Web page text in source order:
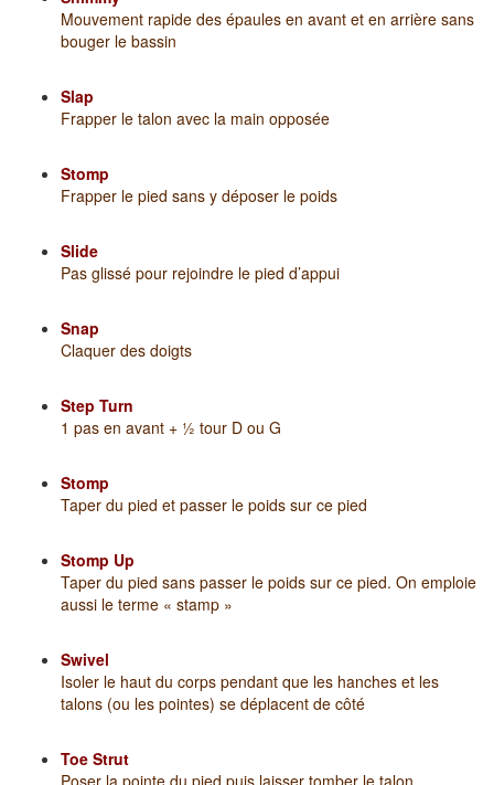
Mouvement rapide des épaules en avant et en arrière sans
bouger le bassin
Slap
Frapper le talon avec la main opposée
Stomp
Frapper le pied sans y déposer le poids
Slide
Pas glissé pour rejoindre le pied d’appui
Snap
Claquer des doigts
Step Turn
1 pas en avant + ½ tour D ou G
Stomp
Taper du pied et passer le poids sur ce pied
Stomp Up
Taper du pied sans passer le poids sur ce pied. On emploie
aussi le terme « stamp »
Swivel
Isoler le haut du corps pendant que les hanches et les
talons (ou les pointes) se déplacent de côté
Toe Strut
Poser la pointe du pied puis laisser tomber le talon